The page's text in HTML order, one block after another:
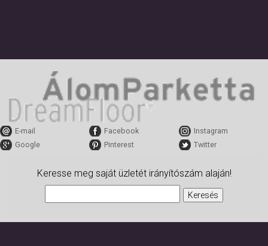
E-mail Facebook
Instagram
Google
Pinterest Twitter
Keresse meg saját üzletét irányítószám alaján!